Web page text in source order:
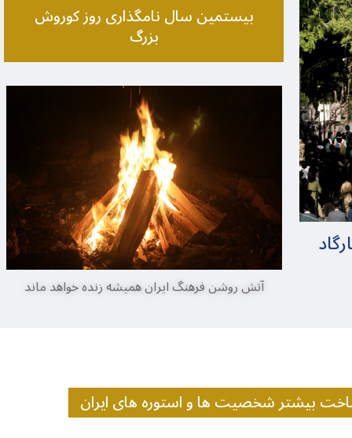
بیستمین سال نامگذاری روز کوروش
بزرگ
آتش روشن فرهنگ ایران همیشه زنده خواهد ماند
بیشتر شخصیت ها و استوره های ایران